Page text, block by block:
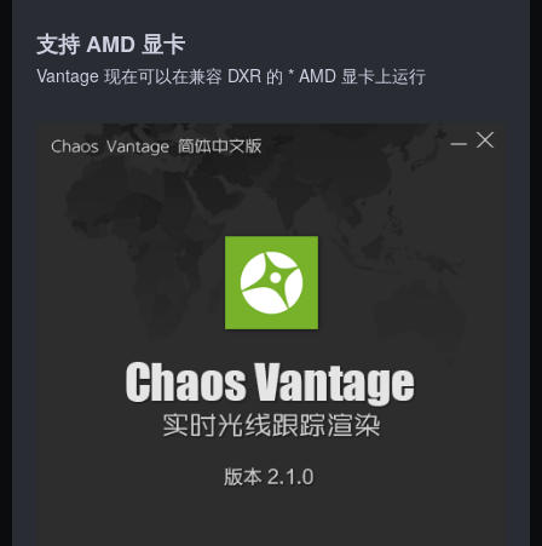
支持 AMD 显卡
Vantage 现在可以在兼容 DXR 的 * AMD 显卡上运行